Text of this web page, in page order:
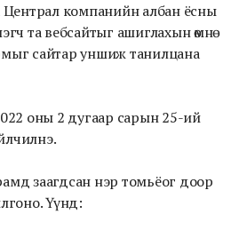
Централ компанийн албан ёсны
та вебсайтыг ашиглахын өмнө
сайтар уншиж танилцана
оны 2 дугаар сарын 25-ий
заагдсан нэр томьёог доор
Үүнд: